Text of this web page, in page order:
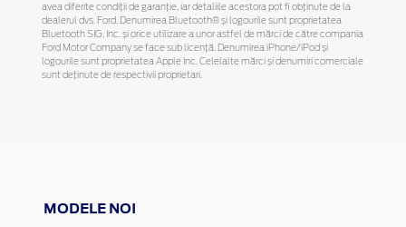
avea diferite condiții de garanție, iar detaliile acestora pot fi obținute de la
dealerul dvs. Ford. Denumirea Bluetooth® și logourile sunt proprietatea
Bluetooth SIG, Inc. și orice utilizare a unor astfel de mărci de către compania
Ford Motor Company se face sub licență. Denumirea iPhone/iPod și
logourile sunt proprietatea Apple Inc. Celelalte mărci și denumiri comerciale
sunt deținute de respectivii proprietari.
MODELE NOI